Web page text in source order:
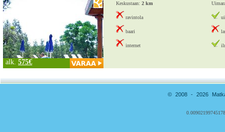
Keskustaan: 2 km
ravintola
baari
internet
alk. 575€
© 2008 - 2026